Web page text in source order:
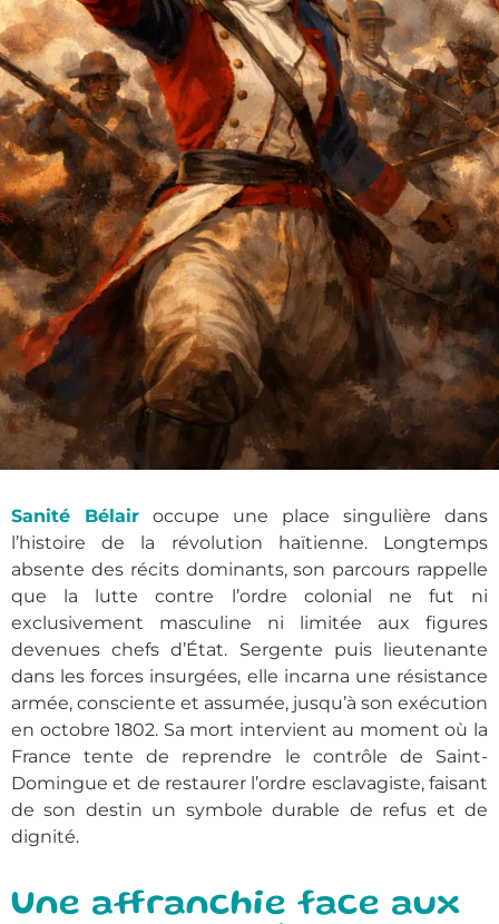
Sanité Bélair occupe une place singulière dans
l’histoire de la révolution haïtienne. Longtemps
absente des récits dominants, son parcours rappelle
que la lutte contre l’ordre colonial ne fut ni
exclusivement masculine ni limitée aux figures
devenues chefs d’État. Sergente puis lieutenante
dans les forces insurgées, elle incarna une résistance
armée, consciente et assumée, jusqu’à son exécution
en octobre 1802. Sa mort intervient au moment où la
France tente de reprendre le contrôle de Saint-
Domingue et de restaurer l’ordre esclavagiste, faisant
de son destin un symbole durable de refus et de
dignité.
Une affranchie face aux